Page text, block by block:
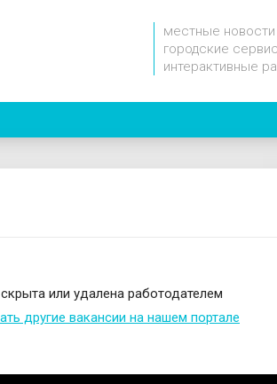
местные
городские
интерактивные
или удалена работодателем
другие вакансии на нашем портале